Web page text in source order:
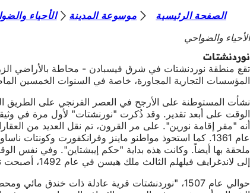
الانتقال إلى المحتوى
ن
ت
ه
ا
الصفحة الرئيسية موسوعة المدينة الأحياء
الأحياء والضواحي
نوردنشتات
المؤسسات التجارية المجاورة، خاصة في السنوات الخمسين
نشأت المستوطنة على الأرجح في العصر الفرنجي على الطريق
الوقت على أبعد تقدير. وقد ذُكرت "نورنشتات" لأول مرة في وثيقة للملك أوتو الأول بتاريخ 1 مايو 950، حيث
أنه "مقر إقامة نورين". على مر القرون، تم نقل العديد من
ملحقة بها أيضاً. وكانت هذه بداية "حكم إيبشتاين". وفي نفس
إلى لاندغرايف فيلهلم الثالث ملك هيسن في عام 1492، أصبحت نوردنشتات أيضاً من هيسن.
حوالي عام 1507، "نوردنشتات قرية عادلة ذات